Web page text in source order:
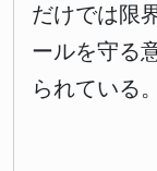
だけでは限
ールを守る
られている。